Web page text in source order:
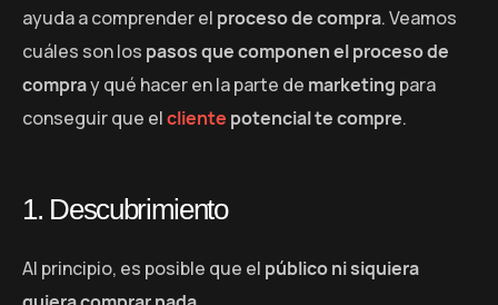
ayuda a comprender el proceso de compra. Veamos
cuáles son los pasos que componen el proceso de
compray qué hacer en la parte de marketing para
conseguir que elcliente potencial te compre.
1. Descubrimiento
Al principio, es posible que el público ni siquiera